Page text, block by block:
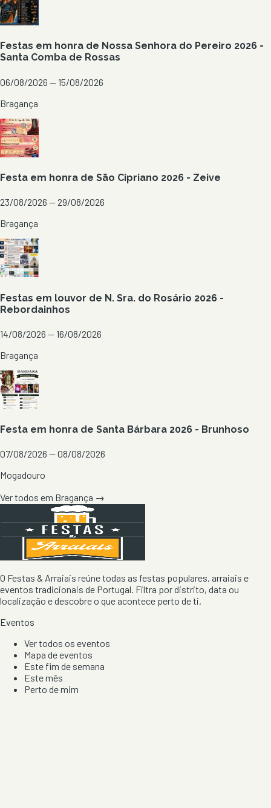
Festas em honra de Nossa Senhora do Pereiro 2026 -
Santa Comba de Rossas
06/08/2026 — 15/08/2026
Bragança
Festa em honra de São Cipriano 2026 - Zeive
23/08/2026 — 29/08/2026
Bragança
Festas em louvor de N. Sra. do Rosário 2026 -
Rebordainhos
14/08/2026 — 16/08/2026
Bragança
Festa em honra de Santa Bárbara 2026 - Brunhoso
07/08/2026 — 08/08/2026
Mogadouro
Ver todos em Bragança →
O Festas & Arraiais reúne todas as festas populares, arraiais e
eventos tradicionais de Portugal. Filtra por distrito, data ou
localização e descobre o que acontece perto de ti.
Eventos
Ver todos os eventos
Mapa de eventos
Este fim de semana
Este mês
Perto de mim